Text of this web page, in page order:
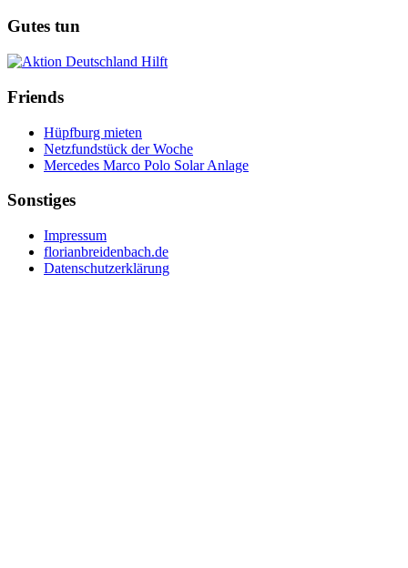
Gutes tun
Friends
Hüpfburg mieten
Netzfundstück der Woche
Mercedes Marco Polo Solar Anlage
Sonstiges
Impressum
florianbreidenbach.de
Datenschutzerklärung